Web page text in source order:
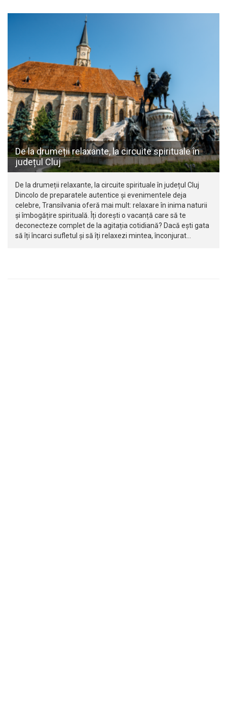
De la drumeții relaxante, la circuite spirituale în
județul Cluj
De la drumeții relaxante, la circuite spirituale în județul Cluj
Dincolo de preparatele autentice și evenimentele deja
celebre, Transilvania oferă mai mult: relaxare în inima naturii
și îmbogățire spirituală. Îți dorești o vacanță care să te
deconecteze complet de la agitația cotidiană? Dacă ești gata
să îți încarci sufletul și să îți relaxezi mintea, înconjurat…